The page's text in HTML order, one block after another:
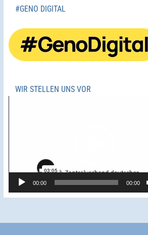
#GENO DIGITAL
WIR STELLEN UNS VOR
00:00 00:00